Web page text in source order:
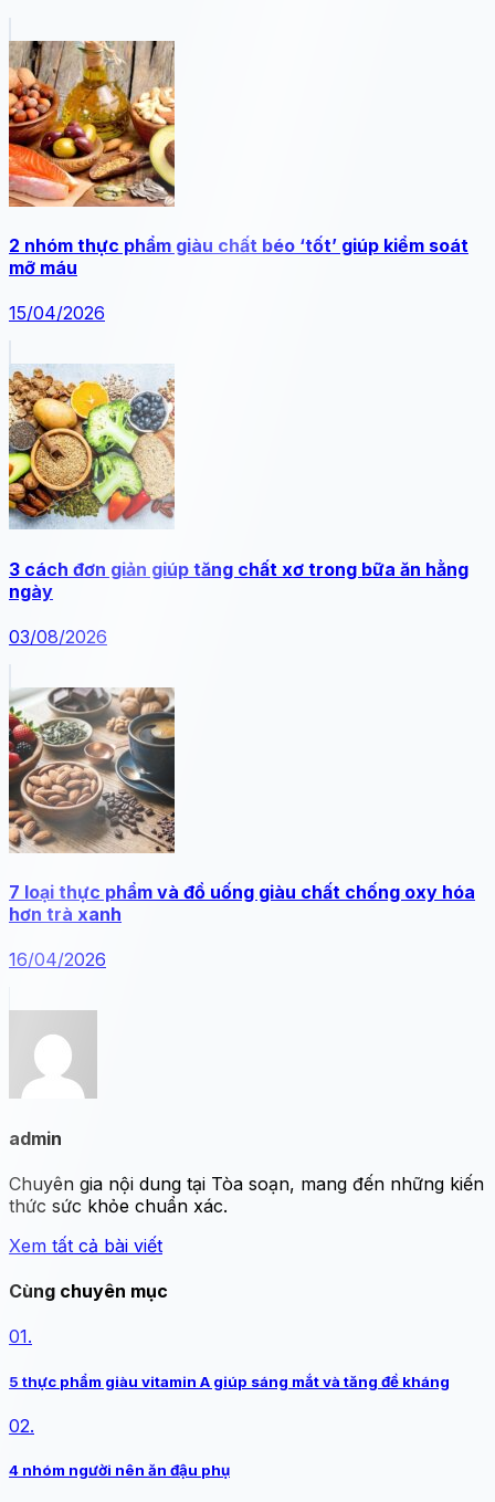
2 nhóm thực phẩm giàu chất béo ‘tốt’ giúp kiểm soát
mỡ máu
15/04/2026
3 cách đơn giản giúp tăng chất xơ trong bữa ăn hằng
ngày
03/08/2026
7 loại thực phẩm và đồ uống giàu chất chống oxy hóa
hơn trà xanh
16/04/2026
admin
Chuyên gia nội dung tại Tòa soạn, mang đến những kiến
thức sức khỏe chuẩn xác.
Xem tất cả bài viết
Cùng chuyên mục
01.
5 thực phẩm giàu vitamin A giúp sáng mắt và tăng đề kháng
02.
4 nhóm người nên ăn đậu phụ